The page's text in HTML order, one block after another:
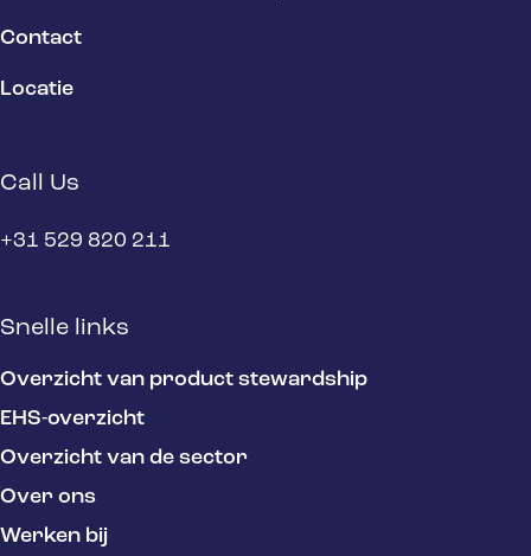
Contact
Locatie
Call Us
+31 529 820 211
Snelle links
Overzicht van product stewardship
EHS-overzicht
Overzicht van de sector
Over ons
Werken bij